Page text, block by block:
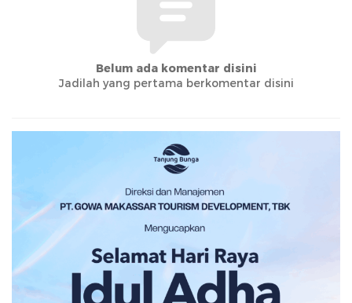
Belum ada komentar disini
Jadilah yang pertama berkomentar disini